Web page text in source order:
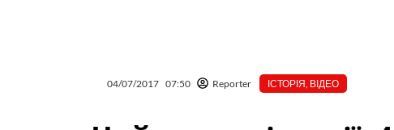
04/07/2017 07:50 Reporter ІСТОРІЯ ВІДЕО